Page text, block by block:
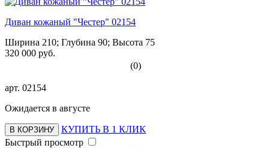
Диван кожаный "Честер" 02154
Ширина 210; Глубина 90; Высота 75
320 000 руб.
(0)
арт. 02154
Ожидается в августе
В КОРЗИНУ
КУПИТЬ В 1 КЛИК
Быстрый просмотр